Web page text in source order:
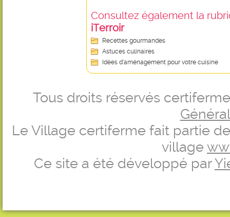
Consultez également la
iTerroir
Recettes gourmandes
Astuces culinaires
Idées d’aménagement pour votre cuisine
Tous droits réservés
Le Village certiferme fait partie
village
Ce site a été développé par